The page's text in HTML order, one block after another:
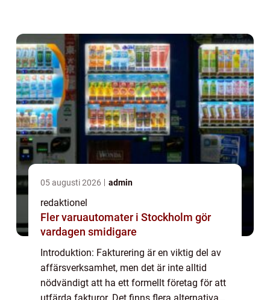
05 augusti 2026 admin
redaktionel
Fler varuautomater i Stockholm gör
vardagen smidigare
Introduktion: Fakturering är en viktig del av
affärsverksamhet, men det är inte alltid
nödvändigt att ha ett formellt företag för att